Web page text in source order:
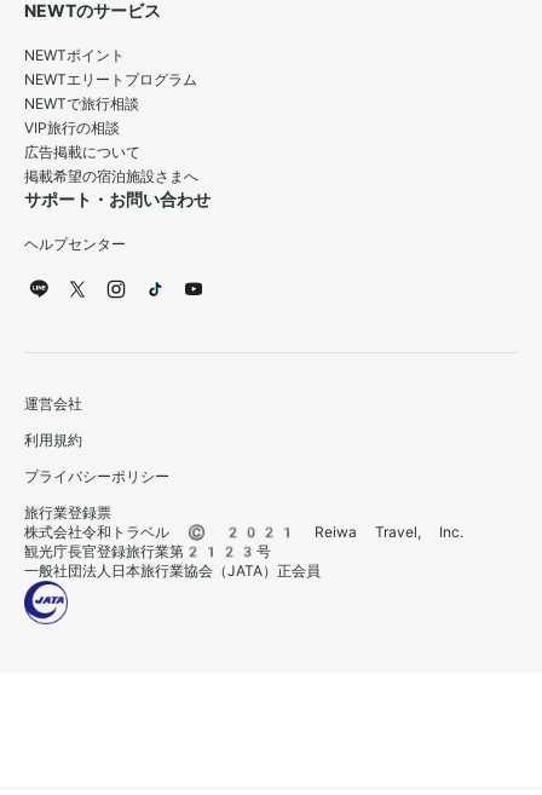
NEWTのサービス
NEWTポイント
NEWTエリートプログラム
NEWTで旅行相談
VIP旅行の相談
広告掲載について
掲載希望の宿泊施設さまへ
サポート・お問い合わせ
ヘルプセンター
運営会社
利用規約
プライバシーポリシー
旅行業登録票
株式会社令和トラベル © 2021 Reiwa Travel, Inc.
観光庁長官登録旅行業第2123号
一般社団法人日本旅行業協会（JATA）正会員